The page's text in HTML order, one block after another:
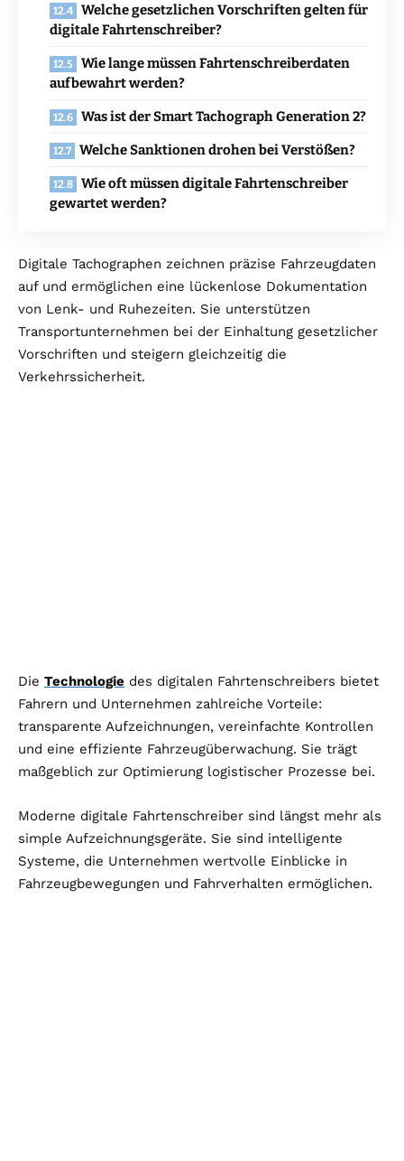
Welche gesetzlichen Vorschriften gelten für
digitale Fahrtenschreiber?
Wie lange müssen Fahrtenschreiberdaten
aufbewahrt werden?
Was ist der Smart Tachograph Generation 2?
Welche Sanktionen drohen bei Verstößen?
Wie oft müssen digitale Fahrtenschreiber
gewartet werden?
Digitale Tachographen zeichnen präzise Fahrzeugdaten
auf und ermöglichen eine lückenlose Dokumentation
von Lenk- und Ruhezeiten. Sie unterstützen
Transportunternehmen bei der Einhaltung gesetzlicher
Vorschriften und steigern gleichzeitig die
Verkehrssicherheit.
Die Technologie des digitalen Fahrtenschreibers bietet
Fahrern und Unternehmen zahlreiche Vorteile:
transparente Aufzeichnungen, vereinfachte Kontrollen
und eine effiziente Fahrzeugüberwachung. Sie trägt
maßgeblich zur Optimierung logistischer Prozesse bei.
Moderne digitale Fahrtenschreiber sind längst mehr als
simple Aufzeichnungsgeräte. Sie sind intelligente
Systeme, die Unternehmen wertvolle Einblicke in
Fahrzeugbewegungen und Fahrverhalten ermöglichen.